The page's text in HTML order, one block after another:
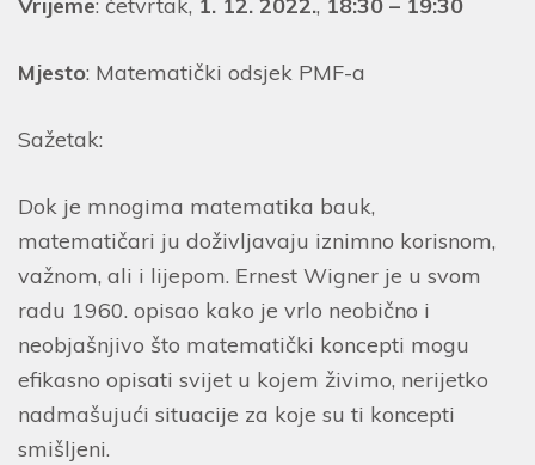
Vrijeme: četvrtak, 1. 12. 2022., 18:30 – 19:30
Mjesto: Matematički odsjek PMF-a
Sažetak:
Dok je mnogima matematika bauk,
matematičari ju doživljavaju iznimno korisnom,
važnom, ali i lijepom. Ernest Wigner je u svom
radu 1960. opisao kako je vrlo neobično i
neobjašnjivo što matematički koncepti mogu
efikasno opisati svijet u kojem živimo, nerijetko
nadmašujući situacije za koje su ti koncepti
smišljeni.